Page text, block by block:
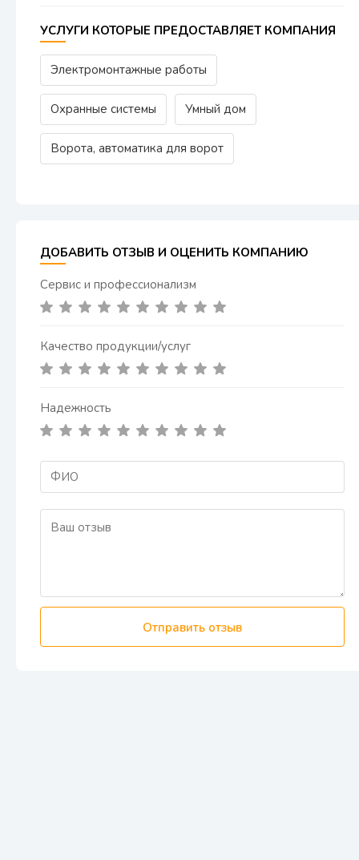
УСЛУГИ КОТОРЫЕ ПРЕДОСТАВЛЯЕТ КОМПАНИЯ
Электромонтажные работы
Охранные системы Умный дом
Ворота, автоматика для ворот
ДОБАВИТЬ ОТЗЫВ И ОЦЕНИТЬ КОМПАНИЮ
Сервис и профессионализм
Качество продукции/услуг
Надежность
Отправить отзыв